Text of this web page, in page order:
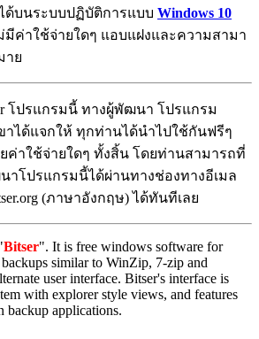
ด้บนระบบปฏิบัติการแบบ Windows 10
มีค่าใช้จ่ายใดๆ แอบแฝงและความสามา
าย
โปรแกรมนี้ ทางผู้พัฒนา โปรแกรม
เขาได้แจกให้ ทุกท่านได้นำไปใช้กันฟรีๆ
ยค่าใช้จ่ายใดๆ ทั้งสิ้น โดยท่านสามารถที่
าโปรแกรมนี้ได้ผ่านทางช่องทางอีเมล
(ภาษาอังกฤษ) ได้ทันทีเลย
Bitse​r". It is free windows software for
similar to WinZip, 7-zip and
user interface. Bitser's interface is
with explorer style views, and features
backup applications.